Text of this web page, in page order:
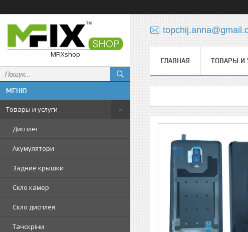
MFIXshop
Товары и услуги
Дисплеї
Акумулятори
Задние крышки
Скло камер
Скло дисплея
Тачскріни
ГЛАВНАЯ ТОВАРЫ И